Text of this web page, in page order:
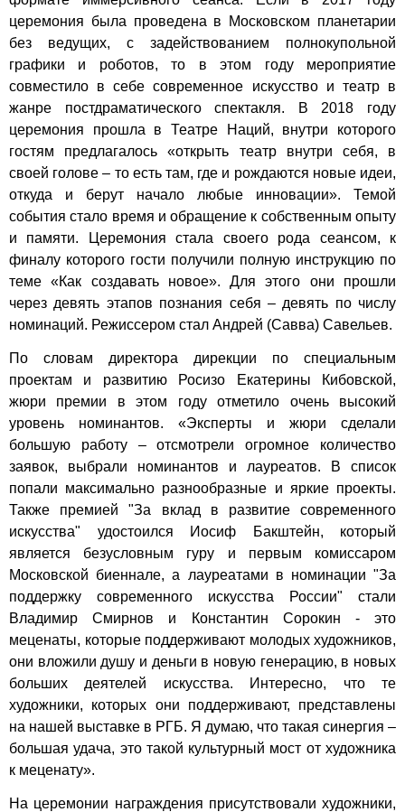
церемония была проведена в Московском планетарии
без ведущих, с задействованием полнокупольной
графики и роботов, то в этом году мероприятие
совместило в себе современное искусство и театр в
жанре постдраматического спектакля. В 2018 году
церемония прошла в Театре Наций, внутри которого
гостям предлагалось «открыть театр внутри себя, в
своей голове – то есть там, где и рождаются новые идеи,
откуда и берут начало любые инновации». Темой
события стало время и обращение к собственным опыту
и памяти. Церемония стала своего рода сеансом, к
финалу которого гости получили полную инструкцию по
теме «Как создавать новое». Для этого они прошли
через девять этапов познания себя – девять по числу
номинаций. Режиссером стал Андрей (Савва) Савельев.
По словам директора дирекции по специальным
проектам и развитию Росизо Екатерины Кибовской,
жюри премии в этом году отметило очень высокий
уровень номинантов. «Эксперты и жюри сделали
большую работу – отсмотрели огромное количество
заявок, выбрали номинантов и лауреатов. В список
попали максимально разнообразные и яркие проекты.
Также премией "За вклад в развитие современного
искусства" удостоился Иосиф Бакштейн, который
является безусловным гуру и первым комиссаром
Московской биеннале, а лауреатами в номинации "За
поддержку современного искусства России" стали
Владимир Смирнов и Константин Сорокин - это
меценаты, которые поддерживают молодых художников,
они вложили душу и деньги в новую генерацию, в новых
больших деятелей искусства. Интересно, что те
художники, которых они поддерживают, представлены
на нашей выставке в РГБ. Я думаю, что такая синергия –
большая удача, это такой культурный мост от художника
к меценату».
На церемонии награждения присутствовали художники,